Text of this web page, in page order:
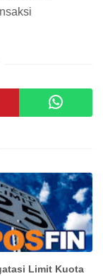
Limit Kuota